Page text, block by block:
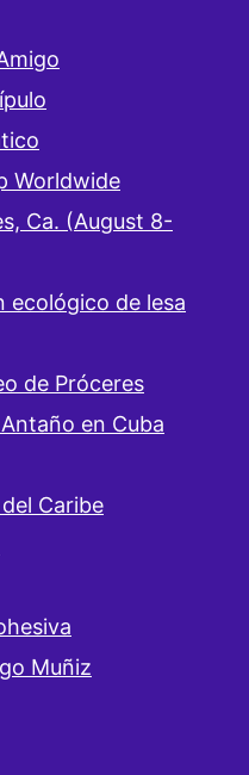
Worldwide
Ca. (August 8-
ecológico de lesa
de Próceres
en Cuba
Caribe
Muñiz